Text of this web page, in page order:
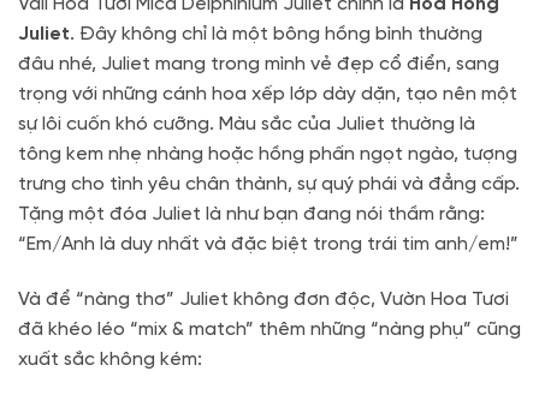
Vali Hoa Tươi Mica Delphinium Juliet chính là Hoa Hồng
Juliet. Đây không chỉ là một bông hồng bình thường
đâu nhé, Juliet mang trong mình vẻ đẹp cổ điển, sang
trọng với những cánh hoa xếp lớp dày dặn, tạo nên một
sự lôi cuốn khó cưỡng. Màu sắc của Juliet thường là
tông kem nhẹ nhàng hoặc hồng phấn ngọt ngào, tượng
trưng cho tình yêu chân thành, sự quý phái và đẳng cấp.
Tặng một đóa Juliet là như bạn đang nói thầm rằng:
“Em/Anh là duy nhất và đặc biệt trong trái tim anh/em!”
Và để “nàng thơ” Juliet không đơn độc, Vườn Hoa Tươi
đã khéo léo “mix & match” thêm những “nàng phụ” cũng
xuất sắc không kém: